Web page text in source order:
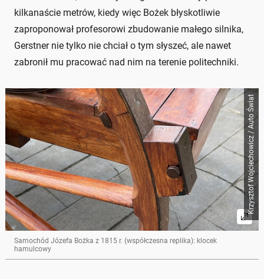
kilkanaście metrów, kiedy więc Bożek błyskotliwie
zaproponował profesorowi zbudowanie małego silnika,
Gerstner nie tylko nie chciał o tym słyszeć, ale nawet
zabronił mu pracować nad nim na terenie politechniki.
Krzysztof Wojciechowicz / Auto Świat
Samochód Józefa Bożka z 1815 r. (współczesna replika): klocek
hamulcowy